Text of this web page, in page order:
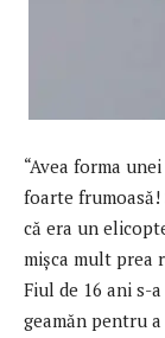
“Avea forma
foarte frumoasă!
că era un
mişca mult prea
Fiul de 16 ani s-
geamăn pentru